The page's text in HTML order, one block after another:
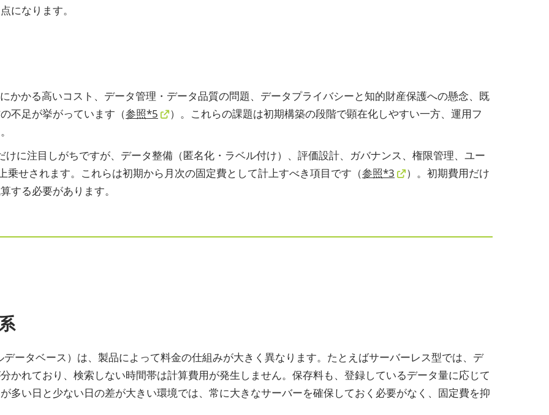
になります。
かかる高いコスト、データ管理・データ品質の問題、データプライバシーと知的財産保護への懸念、既
不足が挙がっています（参照*5
）。これらの課題は初期構築の段階で顕在化しやすい一方、運用フ
に注目しがちですが、データ整備（匿名化・ラベル付け）、評価設計、ガバナンス、権限管理、ユー
乗せされます。これらは初期から月次の固定費として計上すべき項目です（参照*3
）。初期費用だけ
する必要があります。
ータベース）は、製品によって料金の仕組みが大きく異なります。たとえばサーバーレス型では、デ
かれており、検索しない時間帯は計算費用が発生しません。保存料も、登録しているデータ量に応じて
多い日と少ない日の差が大きい環境では、常に大きなサーバーを確保しておく必要がなく、固定費を抑